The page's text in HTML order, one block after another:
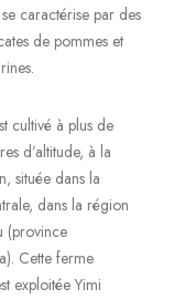
caractérise par des
de pommes et
cultivé à plus de
d’altitude, à la
située dans la
dans la région
(province
Cette ferme
exploitée Yimi